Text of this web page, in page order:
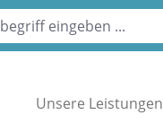
Unsere Leistungen